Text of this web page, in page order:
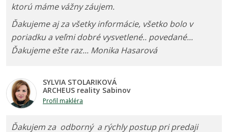
ktorú máme vážny záujem.
Ďakujeme aj za všetky informácie, všetko bolo v
poriadku a veľmi dobré vysvetlené.. povedané...
Ďakujeme ešte raz... Monika Hasarová
SYLVIA STOLARIKOVÁ
ARCHEUS reality Sabinov
Profil makléra
Ďakujem za odborný a rýchly postup pri predaji